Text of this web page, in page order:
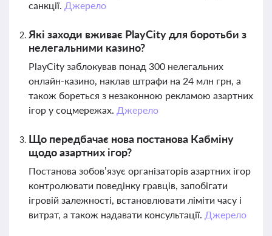
санкції. Джерело
Які заходи вживає PlayCity для боротьби з
нелегальними казино?
PlayCity заблокував понад 300 нелегальних
онлайн-казино, наклав штрафи на 24 млн грн, а
також бореться з незаконною рекламою азартних
ігор у соцмережах. Джерело
Що передбачає нова постанова Кабміну
щодо азартних ігор?
Постанова зобов’язує організаторів азартних ігор
контролювати поведінку гравців, запобігати
ігровій залежності, встановлювати ліміти часу і
витрат, а також надавати консультації. Джерело